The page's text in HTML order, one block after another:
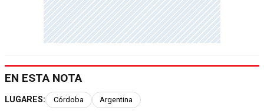
EN ESTA NOTA
LUGARES: Córdoba Argentina